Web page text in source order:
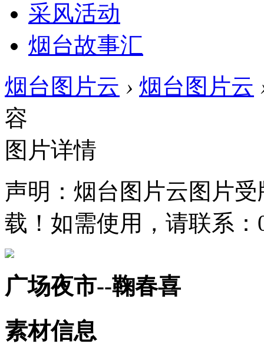
采风活动
烟台故事汇
烟台图片云 › 烟台图片云
容
图片详情
声明：烟台图片云图片
载！如需使用，请联系：
广场夜市--鞠春喜
素材信息